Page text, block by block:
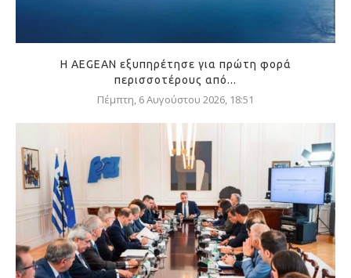
Η AEGEAN εξυπηρέτησε για πρώτη φορά
περισσοτέρους από...
Πέμπτη, 6 Αυγούστου 2026, 18:51